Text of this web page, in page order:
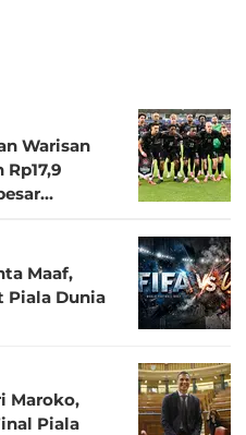
Warisan
Maaf,
Piala Dunia
Maroko,
Piala